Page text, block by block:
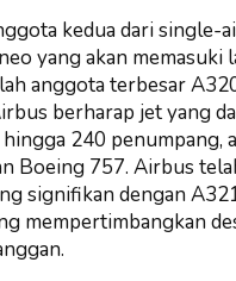
kedua dari single-
yang akan memasuki
anggota terbesar
berharap jet yang
240 penumpang,
Boeing 757. Airbus
signifikan dengan
mempertimbangkan